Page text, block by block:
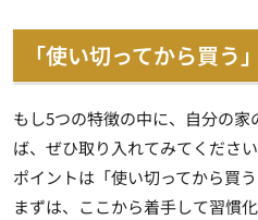
「使い切ってから買う
もし5つの特徴の中に、自分の
ば、ぜひ取り入れてみてください
ポイントは「使い切ってから買う
まずは、ここから着手して習慣